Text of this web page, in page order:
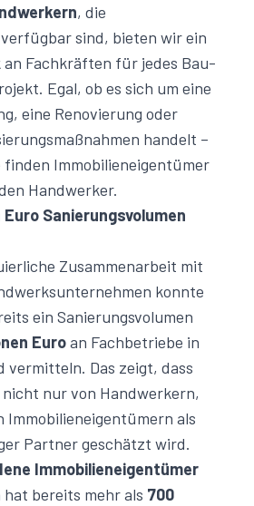
, die
sind, bieten wir ein
Fachkräften für jedes Bau-
Egal, ob es sich um eine
, eine Renovierung oder
handelt –
finden Immobilieneigentümer
Handwerker.
Euro Sanierungsvolumen
Zusammenarbeit mit
konnte
ein Sanierungsvolumen
Euroan Fachbetriebe in
vermitteln. Das zeigt, dass
nur von Handwerkern,
Immobilieneigentümern als
Partner geschätzt wird.
Immobilieneigentümer
bereits mehr als 700